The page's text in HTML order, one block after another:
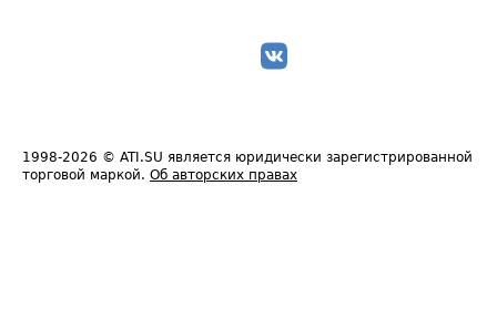
1998-2026 © ATI.SU является юридически зарегистрированной
торговой маркой. Об авторских правах